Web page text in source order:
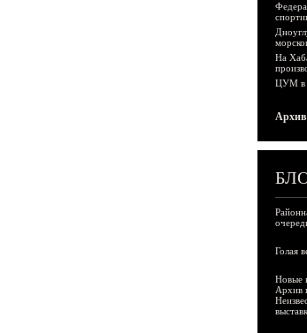
На
ЦУМ в
Архив
Голая
Новые
Архив